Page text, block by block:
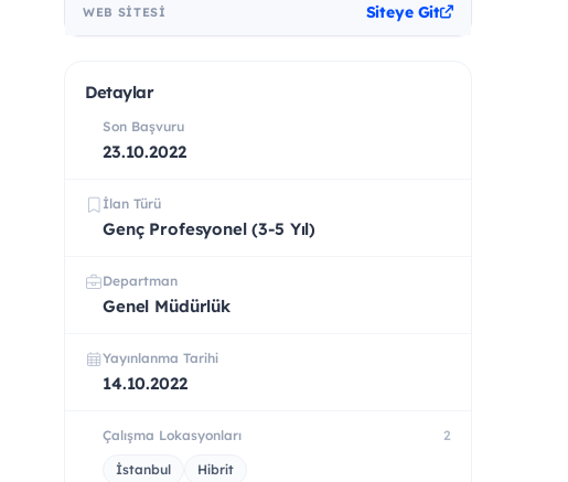
WEB SITESI Siteye Git
Detaylar
Son Başvuru
23.10.2022
İlan Türü
Genç Profesyonel (3-5 Yıl)
Departman
Genel Müdürlük
Yayınlanma Tarihi
14.10.2022
Çalışma Lokasyonları 2
İstanbul Hibrit